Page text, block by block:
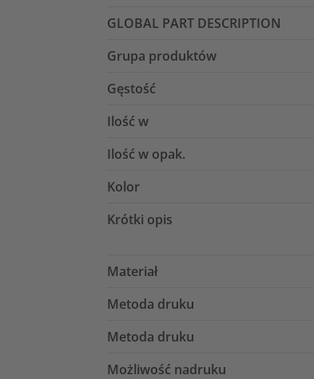
GLOBAL PART DESCRIPTION
Grupa produktów
Gęstość
Ilość w
Ilość w opak.
Kolor
Krótki opis
Materiał
Metoda druku
Metoda druku
Możliwość nadruku